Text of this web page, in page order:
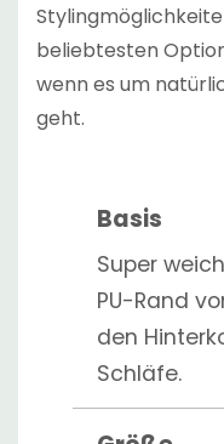
beliebtesten
wenn es um
geht.
Basis
Super
PU-Rand
den
Schläfe.